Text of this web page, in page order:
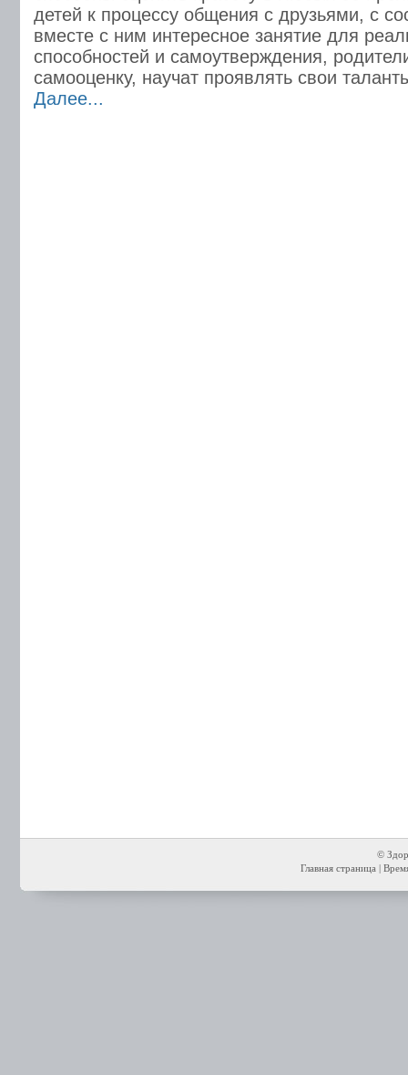
детей к процессу общения с друзьями, с
вместе с ним интересное занятие для
способностей и самоутверждения,
самооценку, научат проявлять свои
Далее...
©
Главная страница|